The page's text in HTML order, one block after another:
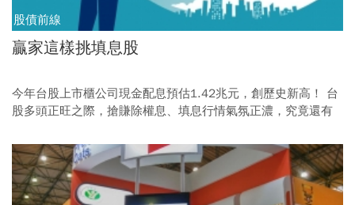
股債前線
贏家這樣挑填息股
今年台股上市櫃公司現金配息預估1.42兆元，創歷史新高！ 台
股多頭正旺之際，搶賺除權息、填息行情氣氛正濃，究竟還有
利祕技。